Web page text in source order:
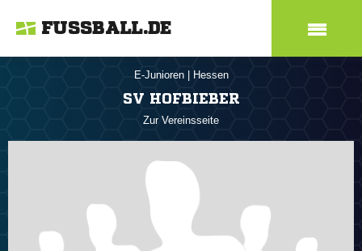
FUSSBALL.DE
E-Junioren Hessen
SV HOFBIEBER
Zur Vereinsseite